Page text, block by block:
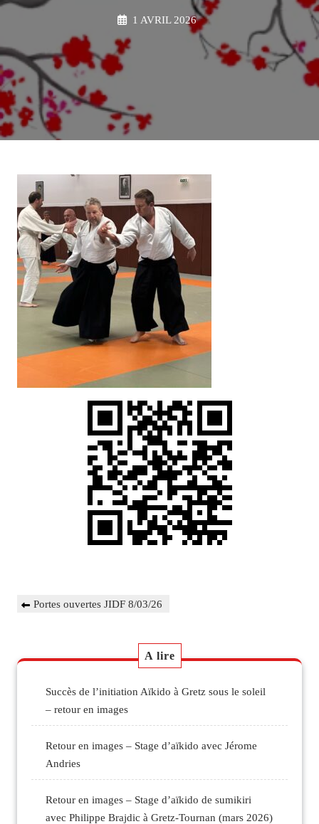
1 AVRIL 2026
de
Previous
Portes ouvertes JIDF 8/03/26
A lire
Succès de l’initiation Aïkido à Gretz sous le soleil
– retour en images
Retour en images – Stage d’aïkido avec Jérome
Andries
Retour en images – Stage d’aïkido de sumikiri
avec Philippe Brajdic à Gretz-Tournan (mars 2026)